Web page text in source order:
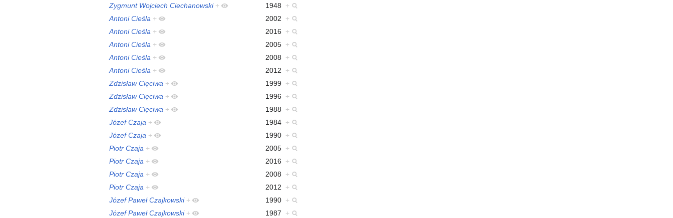
Zygmunt Wojciech Ciechanowski + 1948
+
Antoni Cieśla + 2002
+
Antoni Cieśla + 2016
+
Antoni Cieśla + 2005 +
Antoni Cieśla + 2008
+
Antoni Cieśla + 2012
+
Zdzisław Cięciwa + 1999 +
Zdzisław Cięciwa + 1996
+
Zdzisław Cięciwa + 1988
+
Józef Czaja + 1984 +
Józef Czaja + 1990 +
Piotr Czaja + 2005 +
Piotr Czaja + 2016
+
Piotr Czaja + 2008
+
Piotr Czaja + 2012
+
Józef Paweł Czajkowski + 1990 +
Józef Paweł Czajkowski + 1987
+